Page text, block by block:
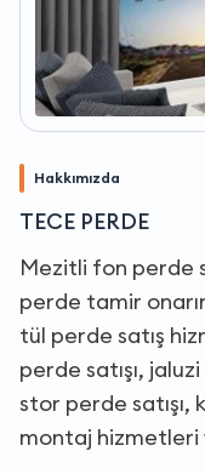
Hakkımızda
TECE PERDE
Mezitli fon perde
perde tamir
tül perde satış
perde satışı,
stor perde
montaj